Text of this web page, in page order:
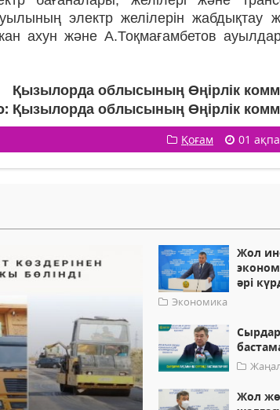
электр желілерін жабдықтау
ахун және А.Тоқмағамбетов
Қызылорда облысының Өңірлік
Қызылорда облысының Өңірлік
Қоғам 01
Жол
әрі
Экономика
Жол